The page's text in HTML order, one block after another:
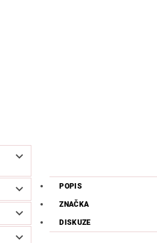
POPIS
ZNAČKA
DISKUZE